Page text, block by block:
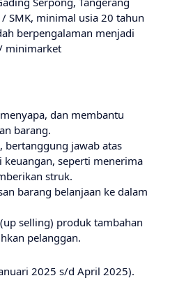
SMK, minimal usia 20 tahun
berpengalaman menjadi
minimarket
dan membantu
barang.
bertanggung jawab atas
keuangan, seperti menerima
struk.
barang belanjaan ke dalam
selling) produk tambahan
pelanggan.
2025 s/d April 2025).